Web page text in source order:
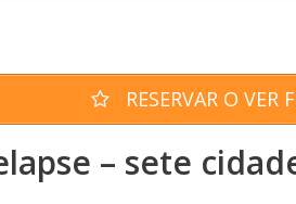
RESERVAR O VER
– sete